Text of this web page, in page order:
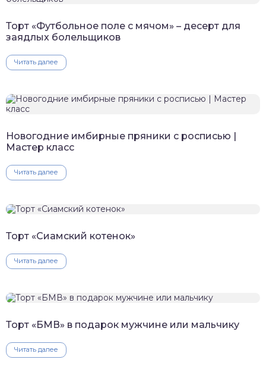
Торт «Футбольное поле с мячом» – десерт для
заядлых болельщиков
Читать далее
Новогодние имбирные пряники с росписью |
Мастер класс
Читать далее
Торт «Сиамский котенок»
Читать далее
Торт «БМВ» в подарок мужчине или мальчику
Читать далее